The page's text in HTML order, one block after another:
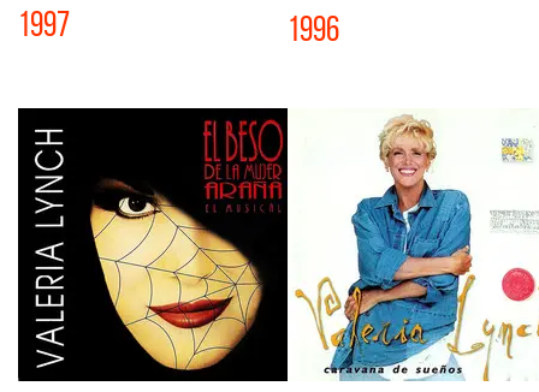
1997 1996